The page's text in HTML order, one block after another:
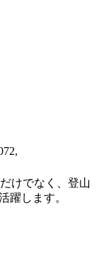
けでなく、登山
躍します。